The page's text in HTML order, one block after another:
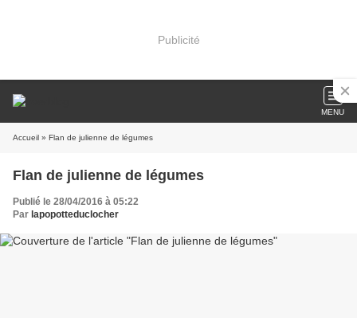
Publicité
MENU
Accueil » Flan de julienne de légumes
Flan de julienne de légumes
Publié le 28/04/2016 à 05:22
Par lapopotteduclocher